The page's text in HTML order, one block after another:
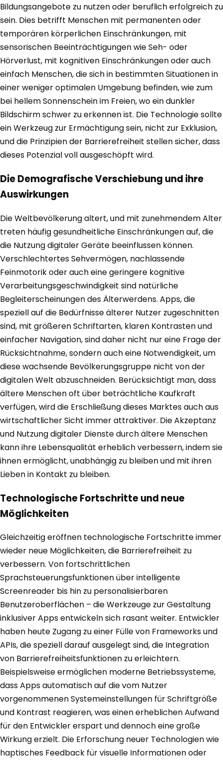
Bildungsangebote zu nutzen oder beruflich erfolgreich zu
sein. Dies betrifft Menschen mit permanenten oder
temporären körperlichen Einschränkungen, mit
sensorischen Beeinträchtigungen wie Seh- oder
Hörverlust, mit kognitiven Einschränkungen oder auch
einfach Menschen, die sich in bestimmten Situationen in
einer weniger optimalen Umgebung befinden, wie zum
bei hellem Sonnenschein im Freien, wo ein dunkler
Bildschirm schwer zu erkennen ist. Die Technologie sollte
ein Werkzeug zur Ermächtigung sein, nicht zur Exklusion,
und die Prinzipien der Barrierefreiheit stellen sicher, dass
dieses Potenzial voll ausgeschöpft wird.
Die Demografische Verschiebung und ihre
Auswirkungen
Die Weltbevölkerung altert, und mit zunehmendem Alter
treten häufig gesundheitliche Einschränkungen auf, die
die Nutzung digitaler Geräte beeinflussen können.
Verschlechtertes Sehvermögen, nachlassende
Feinmotorik oder auch eine geringere kognitive
Verarbeitungsgeschwindigkeit sind natürliche
Begleiterscheinungen des Älterwerdens. Apps, die
speziell auf die Bedürfnisse älterer Nutzer zugeschnitten
sind, mit größeren Schriftarten, klaren Kontrasten und
einfacher Navigation, sind daher nicht nur eine Frage der
Rücksichtnahme, sondern auch eine Notwendigkeit, um
diese wachsende Bevölkerungsgruppe nicht von der
digitalen Welt abzuschneiden. Berücksichtigt man, dass
ältere Menschen oft über beträchtliche Kaufkraft
verfügen, wird die Erschließung dieses Marktes auch aus
wirtschaftlicher Sicht immer attraktiver. Die Akzeptanz
und Nutzung digitaler Dienste durch ältere Menschen
kann ihre Lebensqualität erheblich verbessern, indem sie
ihnen ermöglicht, unabhängig zu bleiben und mit ihren
Lieben in Kontakt zu bleiben.
Technologische Fortschritte und neue
Möglichkeiten
Gleichzeitig eröffnen technologische Fortschritte immer
wieder neue Möglichkeiten, die Barrierefreiheit zu
verbessern. Von fortschrittlichen
Sprachsteuerungsfunktionen über intelligente
Screenreader bis hin zu personalisierbaren
Benutzeroberflächen – die Werkzeuge zur Gestaltung
inklusiver Apps entwickeln sich rasant weiter. Entwickler
haben heute Zugang zu einer Fülle von Frameworks und
APIs, die speziell darauf ausgelegt sind, die Integration
von Barrierefreiheitsfunktionen zu erleichtern.
Beispielsweise ermöglichen moderne Betriebssysteme,
dass Apps automatisch auf die vom Nutzer
vorgenommenen Systemeinstellungen für Schriftgröße
und Kontrast reagieren, was einen erheblichen Aufwand
für den Entwickler erspart und dennoch eine große
Wirkung erzielt. Die Erforschung neuer Technologien wie
haptisches Feedback für visuelle Informationen oder